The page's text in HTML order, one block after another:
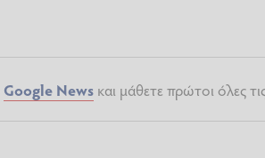
Google Newsκαι μάθετε πρώτοι όλες